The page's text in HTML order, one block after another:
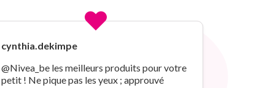
cynthia.dekimpe
@Nivea_be les meilleurs produits pour votre
petit ! Ne pique pas les yeux ; approuvé